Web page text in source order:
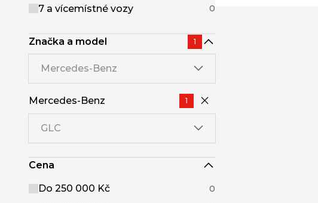
7 a vícemístné vozy 0
Značka a model 1
Mercedes-Benz
Mercedes-Benz 1
GLC
Cena
Do 250 000 Kč 0